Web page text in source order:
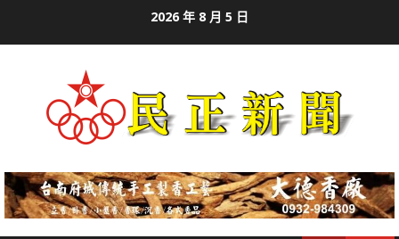
2026 年 8 月 5 日